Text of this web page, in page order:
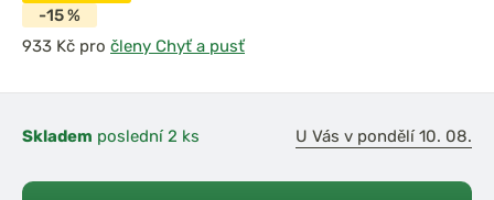
-15 %
pro členy Chyť a pusť
Skladem poslední 2 ks U Vás v pondělí 10. 08.